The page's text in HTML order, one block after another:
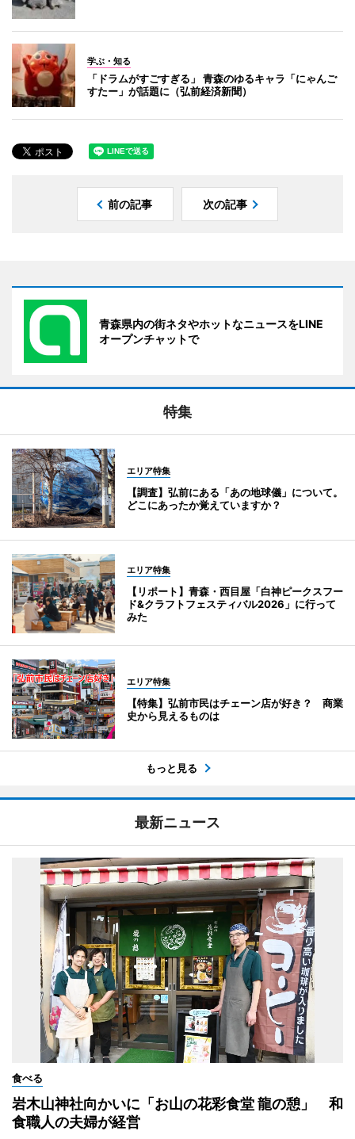
学ぶ・知る
「ドラムがすごすぎる」 青森のゆるキャラ「にゃんご
すたー」が話題に（弘前経済新聞）
前の記事 次の記事
青森県内の街ネタやホットなニュースをLINE
オープンチャットで
特集
エリア特集
【調査】弘前にある「あの地球儀」について。
どこにあったか覚えていますか？
エリア特集
【リポート】青森・西目屋「白神ピークスフー
ド&クラフトフェスティバル2026」に行って
みた
エリア特集
【特集】弘前市民はチェーン店が好き？ 商業
史から見えるものは
もっと見る
最新ニュース
食べる
岩木山神社向かいに「お山の花彩食堂 龍の憩」 和
食職人の夫婦が経営